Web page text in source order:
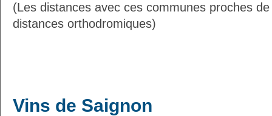
(Les distances avec ces communes proches
distances orthodromiques)
Vins de Saignon